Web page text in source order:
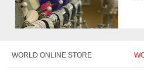
WORLD ONLINE STORE